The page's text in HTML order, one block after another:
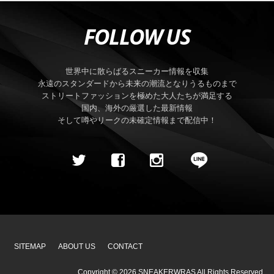
FOLLOW US
世界中に散らばるスニーカー情報を収集
永遠のスタンダードから未来の潮流となりうるものまで
ストリートファッションを極めた大人たちが満足する
国内、海外の厳選した最新情報
そして噂やリークの未確定情報まで配信中！
SITEMAP ABOUT US CONTACT
Copyright © 2026 SNEAKERWRASAll Rights Reserved.